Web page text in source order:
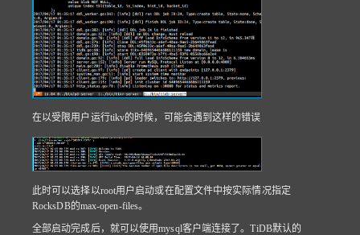
在以受限用户运行tikv的时候，可能会遇到这样的错误
此时可以选择以root用户启动或在配置文件中按实际情况指定
RocksDB的max-open-files。
全部启动完成后，就可以使用mysql客户端连接了。TiDB默认的